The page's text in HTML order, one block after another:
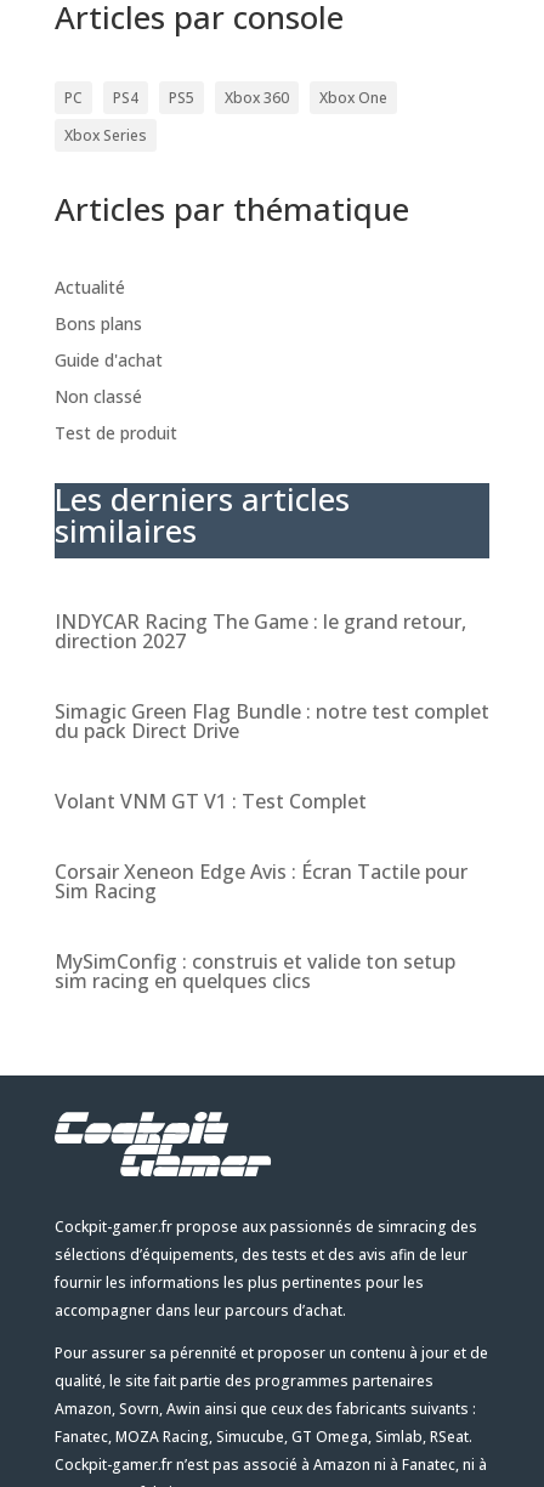
Articles par console
PC PS4 PS5 Xbox 360
Xbox One
Xbox Series
Articles par thématique
Actualité
Bons plans
Guide d'achat
Non classé
Test de produit
Les derniers articles
similaires
INDYCAR Racing The Game : le grand retour,
direction 2027
Simagic Green Flag Bundle : notre test complet
du pack Direct Drive
Volant VNM GT V1 : Test Complet
Corsair Xeneon Edge Avis : Écran Tactile pour
Sim Racing
MySimConfig : construis et valide ton setup
sim racing en quelques clics
Cockpit-gamer.fr propose aux passionnés de simracing des
sélections d’équipements, des tests et des avis afin de leur
fournir les informations les plus pertinentes pour les
accompagner dans leur parcours d’achat.
Pour assurer sa pérennité et proposer un contenu à jour et de
qualité, le site fait partie des programmes partenaires
Amazon, Sovrn, Awin ainsi que ceux des fabricants suivants :
Fanatec, MOZA Racing, Simucube, GT Omega, Simlab, RSeat.
Cockpit-gamer.fr n’est pas associé à Amazon ni à Fanatec, ni à